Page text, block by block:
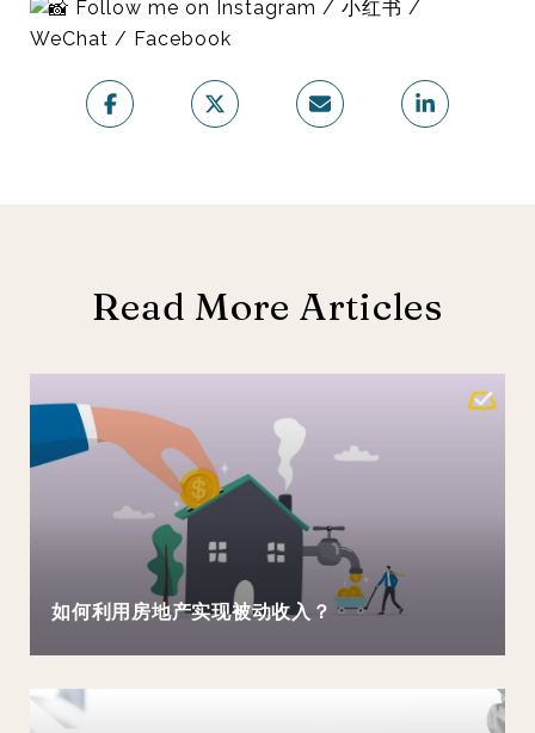
Follow me on Instagram / 小红书 /
WeChat / Facebook
Read More Articles
如何利用房地产实现被动收入？